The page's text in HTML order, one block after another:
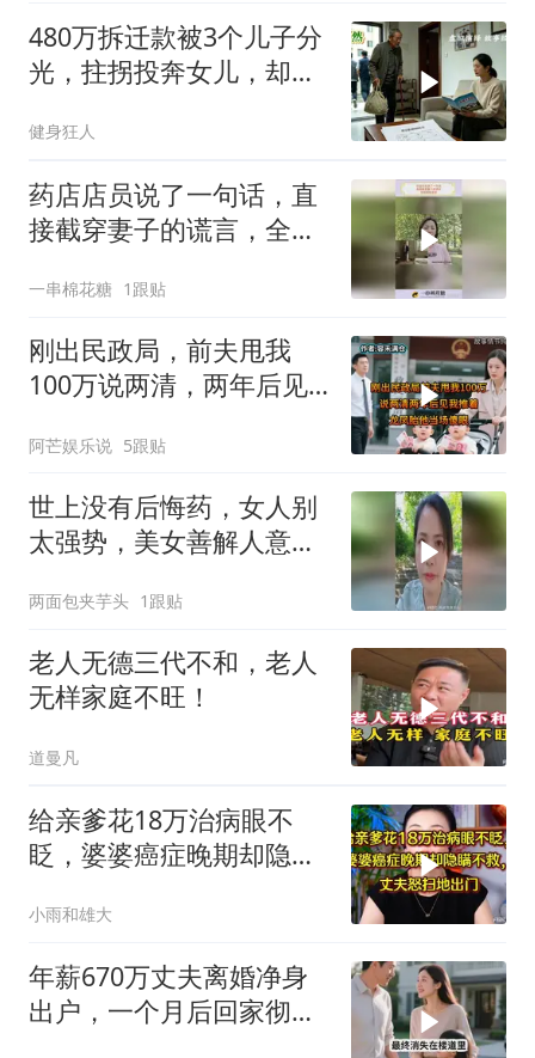
480万拆迁款被3个儿子分
光，拄拐投奔女儿，却被
健身狂人
药店店员说了一句话，直
接截穿妻子的谎言，全程
一串棉花糖 1跟贴
刚出民政局，前夫甩我
100万说两清，两年后见
阿芒娱乐说 5跟贴
世上没有后悔药，女人别
太强势，美女善解人意，
两面包夹芋头 1跟贴
老人无德三代不和，老人
无样家庭不旺！
道曼凡
给亲爹花18万治病眼不
眨，婆婆癌症晚期却隐瞒
小雨和雄大
年薪670万丈夫离婚净身
出户，一个月后回家彻底